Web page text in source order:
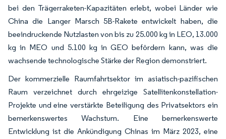
bei den Trägerraketen-Kapazitäten erlebt, wobei Länder wie
China die Langer Marsch 5B-Rakete entwickelt haben, die
beeindruckende Nutzlasten von bis zu 25.000 kg in LEO, 13.000
kg in MEO und 5.100 kg in GEO befördern kann, was die
wachsende technologische Stärke der Region demonstriert.
Der kommerzielle Raumfahrtsektor im asiatisch-pazifischen
Raum verzeichnet durch ehrgeizige Satellitenkonstellation-
Projekte und eine verstärkte Beteiligung des Privatsektors ein
bemerkenswertes Wachstum. Eine bemerkenswerte
Entwicklung ist die Ankündigung Chinas im März 2023, eine